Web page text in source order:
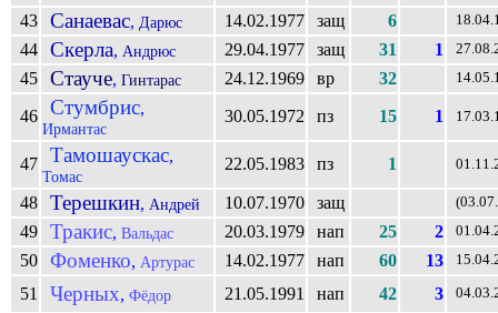
43 Санаевас, Дарюс 14.02.1977 защ 6
44 Скерла, Андрюс 29.04.1977 защ 31 1
45 Стауче, Гинтарас 24.12.1969 вр 32
46 Стумбрис,
Ирмантас
30.05.1972 пз 15 1
47 Тамошаускас,
Томас
22.05.1983 пз 1
48 Терешкин, Андрей 10.07.1970 защ
49 Тракис, Вальдас 20.03.1979 нап 25 2
50 Фоменко, Артурас 14.02.1977 нап 60 13
51 Черных, Фёдор 21.05.1991 нап 42 3